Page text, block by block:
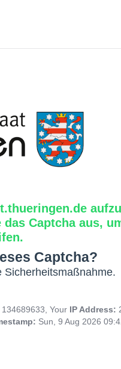
Captcha aus,
Captcha?
Sicherheitsmaßnahme.
134689633, Your IP Address:
Sun, 9 Aug 2026